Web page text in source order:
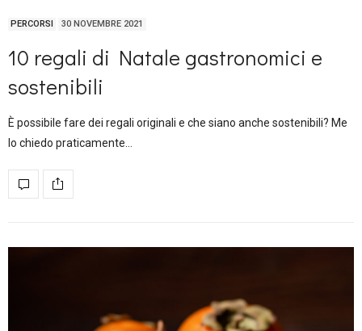
PERCORSI 30 NOVEMBRE 2021
10 regali di Natale gastronomici e
sostenibili
È possibile fare dei regali originali e che siano anche sostenibili? Me
lo chiedo praticamente…